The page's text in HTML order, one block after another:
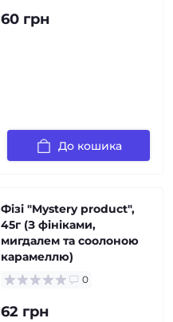
60 грн
До кошика
Фізі "Mystery product",
45г (З фініками,
мигдалем та соолоною
карамеллю)
0
62 грн